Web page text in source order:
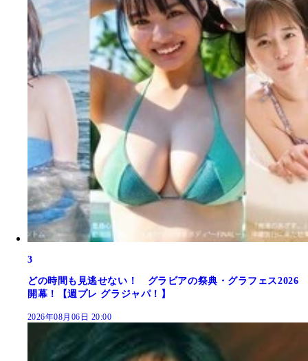
3
どの時間も見逃せない！ グラビアの祭典・グラフェス2026
開幕！【週プレ グラジャパ！】
2026年08月06日 20:00